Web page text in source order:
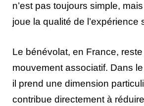
n’est pas toujours simple,
joue la qualité de l’expérience
Le bénévolat, en France,
mouvement associatif. Dans le
il prend une dimension
contribue directement à